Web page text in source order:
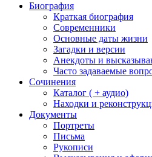
Биография
Краткая биография
Современники
Основные даты жизни
Загадки и версии
Анекдоты и
Часто задаваемые
Сочинения
Каталог ( + аудио)
Находки и
Документы
Портреты
Письма
Рукописи